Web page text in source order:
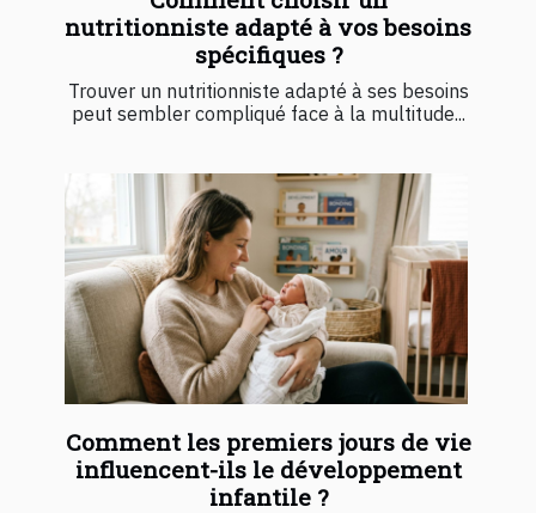
nutritionniste adapté à vos besoins
spécifiques ?
Trouver un nutritionniste adapté à ses besoins
peut sembler compliqué face à la multitude...
Comment les premiers jours de vie
influencent-ils le développement
infantile ?